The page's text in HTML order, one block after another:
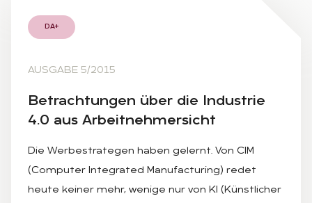
DA+
AUSGABE 5/2015
Be­trach­tun­gen über die In­dus­trie
4.0 aus Ar­beit­neh­mer­sicht
Die Werbestrategen haben gelernt. Von CIM
(Computer Integrated Manufacturing) redet
heute keiner mehr, wenige nur von KI (Künstlicher